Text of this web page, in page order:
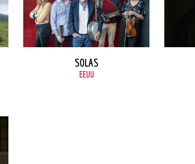
SOLAS
EEUU
VER FICHA